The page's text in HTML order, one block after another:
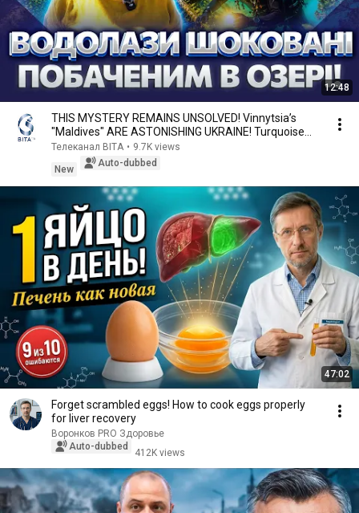
12:48
THIS MYSTERY REMAINS UNSOLVED! Vinnytsia’s
"Maldives" ARE ASTONISHING UKRAINE! Turquoise
lake GRO...
Телеканал ВІТА • 9.7K views
New
Auto-dubbed
47:02
Forget scrambled eggs! How to cook eggs properly
for liver recovery
Воронков PRO Здоровье
Auto-dubbed
412K views